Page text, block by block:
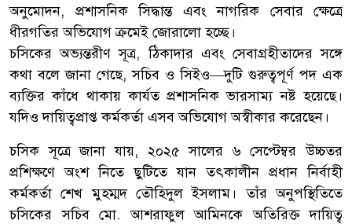
অনুমোদন, প্রশাসনিক সিদ্ধান্ত এবং নাগরিক সেবার ক্ষেত্রে
ধীরগতির অভিযোগ ক্রমেই জোরালো হচ্ছে।
চসিকের অভ্যন্তরীণ সূত্র, ঠিকাদার এবং সেবাগ্রহীতাদের সঙ্গে
কথা বলে জানা গেছে, সচিব ও সিইও—দুটি গুরুত্বপূর্ণ পদ এক
ব্যক্তির কাঁধে থাকায় কার্যত প্রশাসনিক ভারসাম্য নষ্ট হয়েছে।
যদিও দায়িত্বপ্রাপ্ত কর্মকর্তা এসব অভিযোগ অস্বীকার করেছেন।
চসিক সূত্রে জানা যায়, ২০২৫ সালের ৬ সেপ্টেম্বর উচ্চতর
প্রশিক্ষণে অংশ নিতে ছুটিতে যান তৎকালীন প্রধান নির্বাহী
কর্মকর্তা শেখ মুহম্মদ তৌহিদুল ইসলাম। তাঁর অনুপস্থিতিতে
চসিকের সচিব মো. আশরাফুল আমিনকে অতিরিক্ত দায়িত্ব